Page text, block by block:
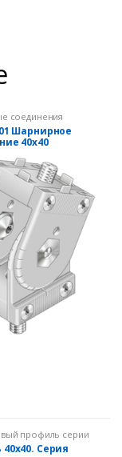
соединения
Шарнирное
40х40
профиль серии
Серия